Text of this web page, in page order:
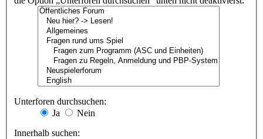
Unterforen durchsuchen:
Ja
Nein
Innerhalb suchen: